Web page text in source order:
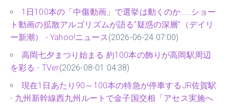
1日100本の「中傷動画」で選挙は動くのか……ショー
ト動画の拡散アルゴリズムが語る“疑惑の深層”（デイリ
ー新潮） - Yahoo!ニュース(2026-06-24 07:00)
高岡七夕まつり始まる 約100本の飾りが高岡駅周辺
を彩る - TVer(2026-08-01 04:38)
現在1日あたり90～100本の特急が停車するJR佐賀駅
- 九州新幹線西九州ルートで金子国交相「アセス実施へ